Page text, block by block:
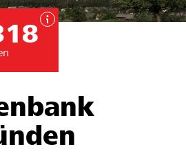
Raiffeisen